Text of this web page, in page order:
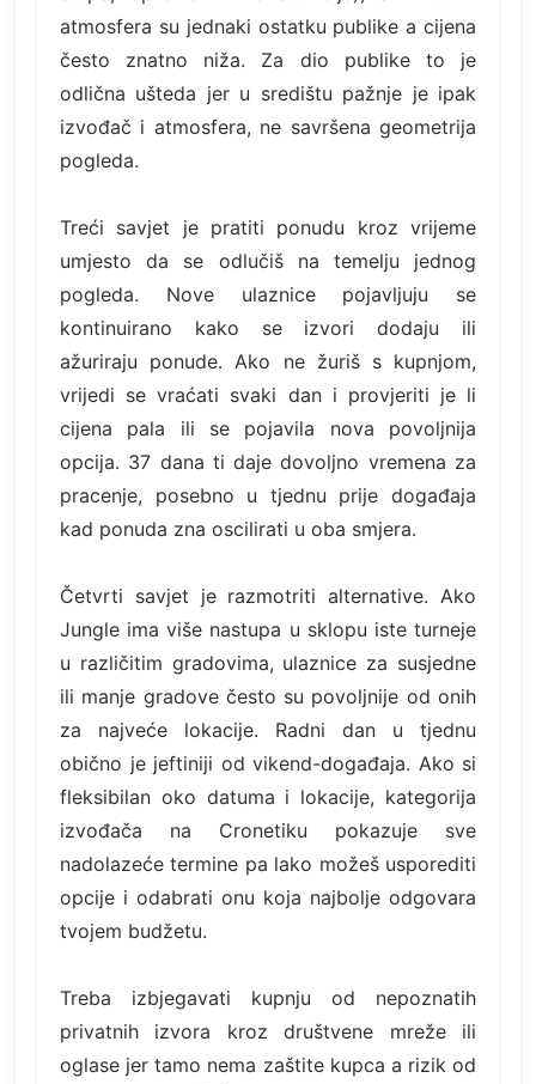
atmosfera su jednaki ostatku publike a cijena
često znatno niža. Za dio publike to je
odlična ušteda jer u središtu pažnje je ipak
izvođač i atmosfera, ne savršena geometrija
pogleda.
Treći savjet je pratiti ponudu kroz vrijeme
umjesto da se odlučiš na temelju jednog
pogleda. Nove ulaznice pojavljuju se
kontinuirano kako se izvori dodaju ili
ažuriraju ponude. Ako ne žuriš s kupnjom,
vrijedi se vraćati svaki dan i provjeriti je li
cijena pala ili se pojavila nova povoljnija
opcija. 37 dana ti daje dovoljno vremena za
pracenje, posebno u tjednu prije događaja
kad ponuda zna oscilirati u oba smjera.
Četvrti savjet je razmotriti alternative. Ako
Jungle ima više nastupa u sklopu iste turneje
u različitim gradovima, ulaznice za susjedne
ili manje gradove često su povoljnije od onih
za najveće lokacije. Radni dan u tjednu
obično je jeftiniji od vikend-događaja. Ako si
fleksibilan oko datuma i lokacije, kategorija
izvođača na Cronetiku pokazuje sve
nadolazeće termine pa lako možeš usporediti
opcije i odabrati onu koja najbolje odgovara
tvojem budžetu.
Treba izbjegavati kupnju od nepoznatih
privatnih izvora kroz društvene mreže ili
oglase jer tamo nema zaštite kupca a rizik od